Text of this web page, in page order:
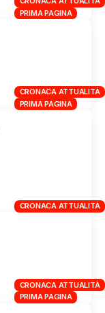
PRIMA PAGINA
CRONACA ATTUALITÀ
PRIMA PAGINA
CRONACA ATTUALITÀ
CRONACA ATTUALITÀ
PRIMA PAGINA